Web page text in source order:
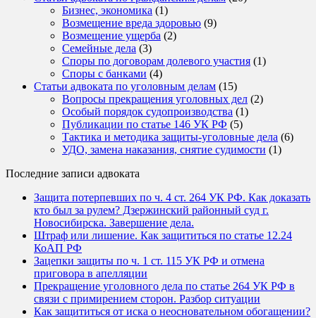
Бизнес, экономика (1)
Возмещение вреда здоровью (9)
Возмещение ущерба (2)
Семейные дела (3)
Споры по договорам долевого участия (1)
Споры с банками (4)
Статьи адвоката по уголовным делам (15)
Вопросы прекращения уголовных дел (2)
Особый порядок судопроизводства (1)
Публикации по статье 146 УК РФ (5)
Тактика и методика защиты-уголовные дела (6)
УДО, замена наказания, снятие судимости (1)
Последние записи адвоката
Защита потерпевших по ч. 4 ст. 264 УК РФ. Как доказать
кто был за рулем? Дзержинский районный суд г.
Новосибирска. Завершение дела.
Штраф или лишение. Как защититься по статье 12.24
КоАП РФ
Зацепки защиты по ч. 1 ст. 115 УК РФ и отмена
приговора в апелляции
Прекращение уголовного дела по статье 264 УК РФ в
связи с примирением сторон. Разбор ситуации
Как защититься от иска о неосновательном обогащении?